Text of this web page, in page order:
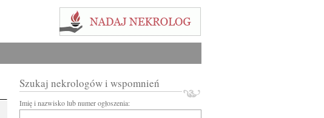
Szukaj nekrologów i wspomnień
Imię i nazwisko lub numer ogłoszenia: